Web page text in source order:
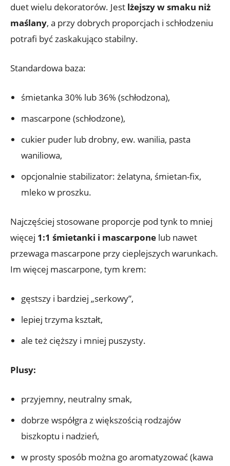
duet wielu dekoratorów. Jest lżejszy w smaku niż
maślany, a przy dobrych proporcjach i schłodzeniu
potrafi być zaskakująco stabilny.
Standardowa baza:
śmietanka 30% lub 36% (schłodzona),
mascarpone (schłodzone),
cukier puder lub drobny, ew. wanilia, pasta
waniliowa,
opcjonalnie stabilizator: żelatyna, śmietan-fix,
mleko w proszku.
Najczęściej stosowane proporcje pod tynk to mniej
więcej 1:1 śmietanki i mascarpone lub nawet
przewaga mascarpone przy cieplejszych warunkach.
Im więcej mascarpone, tym krem:
gęstszy i bardziej „serkowy”,
lepiej trzyma kształt,
ale też cięższy i mniej puszysty.
Plusy:
przyjemny, neutralny smak,
dobrze współgra z większością rodzajów
biszkoptu i nadzień,
w prosty sposób można go aromatyzować (kawa